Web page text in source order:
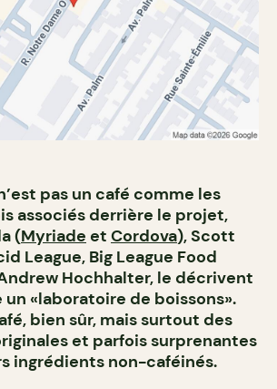
pas un café comme les
associés derrière le projet,
(Myriade et Cordova), Scott
League, Big League Food
Hochhalter, le décrivent
«laboratoire de boissons».
bien sûr, mais surtout des
et parfois surprenantes
ingrédients non-caféinés.